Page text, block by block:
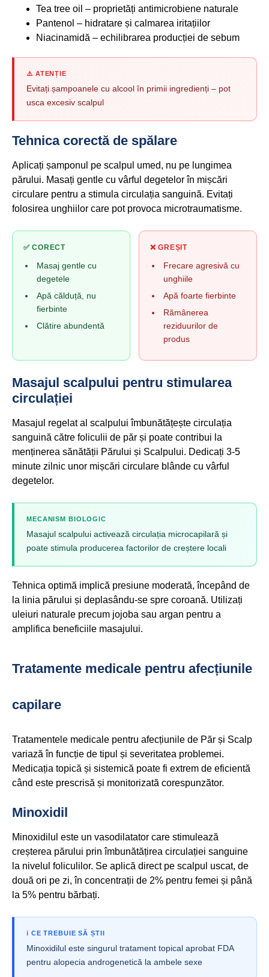
Tea tree oil – proprietăți antimicrobiene naturale
Pantenol – hidratare și calmarea iritațiilor
Niacinamidă – echilibrarea producției de sebum
⚠️ ATENȚIE
Evitați șampoanele cu alcool în primii ingredienți – pot
usca excesiv scalpul
Tehnica corectă de spălare
Aplicați șamponul pe scalpul umed, nu pe lungimea
părului. Masați gentle cu vârful degetelor în mișcări
circulare pentru a stimula circulația sanguină. Evitați
folosirea unghiilor care pot provoca microtraumatisme.
✅ CORECT
Masaj gentle cu
degetele
Apă călduță, nu
fierbinte
Clătire abundentă
❌ GREȘIT
Frecare agresivă cu
unghiile
Apă foarte fierbinte
Rămânerea
reziduurilor de
produs
Masajul scalpului pentru stimularea
circulației
Masajul regelat al scalpului îmbunătățește circulația
sanguină către foliculii de păr și poate contribui la
menținerea sănătății Părului și Scalpului. Dedicați 3-5
minute zilnic unor mișcări circulare blânde cu vârful
degetelor.
MECANISM BIOLOGIC
Masajul scalpului activează circulația microcapilară și
poate stimula producerea factorilor de creștere locali
Tehnica optimă implică presiune moderată, începând de
la linia părului și deplasându-se spre coroană. Utilizați
uleiuri naturale precum jojoba sau argan pentru a
amplifica beneficiile masajului.
Tratamente medicale pentru afecțiunile
capilare
Tratamentele medicale pentru afecțiunile de Păr și Scalp
variază în funcție de tipul și severitatea problemei.
Medicația topică și sistemică poate fi extrem de eficientă
când este prescrisă și monitorizată corespunzător.
Minoxidil
Minoxidilul este un vasodilatator care stimulează
creșterea părului prin îmbunătățirea circulației sanguine
la nivelul foliculilor. Se aplică direct pe scalpul uscat, de
două ori pe zi, în concentrații de 2% pentru femei și până
la 5% pentru bărbați.
ℹ️ CE TREBUIE SĂ ȘTII
Minoxidilul este singurul tratament topical aprobat FDA
pentru alopecia androgenetică la ambele sexe